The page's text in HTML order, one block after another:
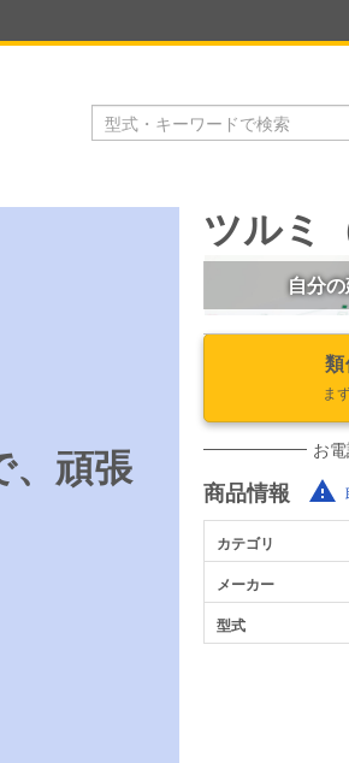
ツルミ
、頑張
自分
ま
お
商品情報
カテゴリ
メーカー
型式